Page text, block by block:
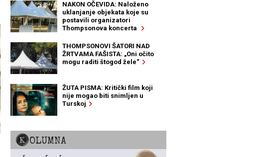
NAKON OČEVIDA: Naloženo
uklanjanje objekata koje su
postavili organizatori
Thompsonova koncerta
THOMPSONOVI ŠATORI NAD
ŽRTVAMA FAŠISTA: „Oni očito
mogu raditi štogod žele“
ŽUTA PISMA: Kritički film koji
nije mogao biti snimljen u
Turskoj
KOLUMNA